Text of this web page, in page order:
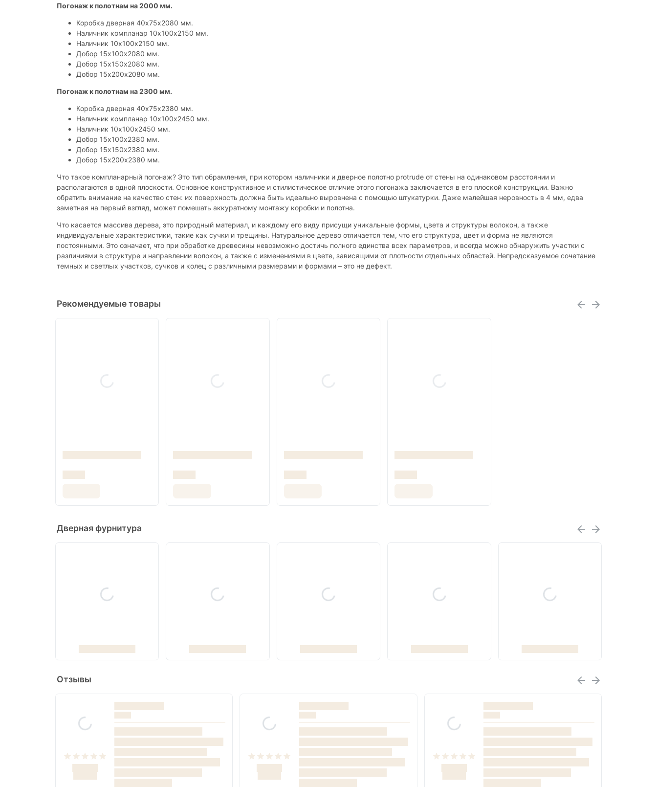
Погонаж к полотнам на 2000 мм.
Коробка дверная 40х75х2080 мм.
Наличник компланар 10х100х2150 мм.
Наличник 10х100х2150 мм.
Добор 15х100х2080 мм.
Добор 15х150х2080 мм.
Добор 15х200х2080 мм.
Погонаж к полотнам на 2300 мм.
Коробка дверная 40х75х2380 мм.
Наличник компланар 10х100х2450 мм.
Наличник 10х100х2450 мм.
Добор 15х100х2380 мм.
Добор 15х150х2380 мм.
Добор 15х200х2380 мм.
Что такое компланарный погонаж? Это тип обрамления, при котором наличники и дверное полотно protrude от стены на одинаковом расстоянии и
располагаются в одной плоскости. Основное конструктивное и стилистическое отличие этого погонажа заключается в его плоской конструкции. Важно
обратить внимание на качество стен: их поверхность должна быть идеально выровнена с помощью штукатурки. Даже малейшая неровность в 4 мм, едва
заметная на первый взгляд, может помешать аккуратному монтажу коробки и полотна.
Что касается массива дерева, это природный материал, и каждому его виду присущи уникальные формы, цвета и структуры волокон, а также
индивидуальные характеристики, такие как сучки и трещины. Натуральное дерево отличается тем, что его структура, цвет и форма не являются
постоянными. Это означает, что при обработке древесины невозможно достичь полного единства всех параметров, и всегда можно обнаружить участки с
различиями в структуре и направлении волокон, а также с изменениями в цвете, зависящими от плотности отдельных областей. Непредсказуемое сочетание
темных и светлых участков, сучков и колец с различными размерами и формами – это не дефект.
Рекомендуемые товары
Дверная фурнитура
Отзывы